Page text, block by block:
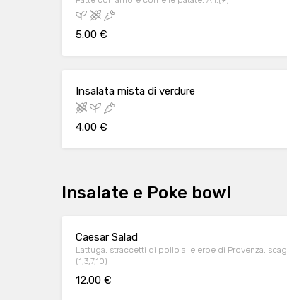
5.00 €
Insalata mista di verdure
4.00 €
Insalate e Poke bowl
Caesar Salad
Lattuga, straccetti di pollo alle erbe di Provenza,
(1,3,7,10)
12.00 €